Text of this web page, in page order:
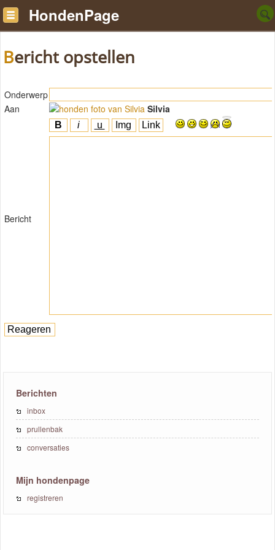
HondenPage
Bericht opstellen
Onderwerp
Aan
Silvia
Bericht
Berichten
inbox
prullenbak
conversaties
Mijn hondenpage
registreren